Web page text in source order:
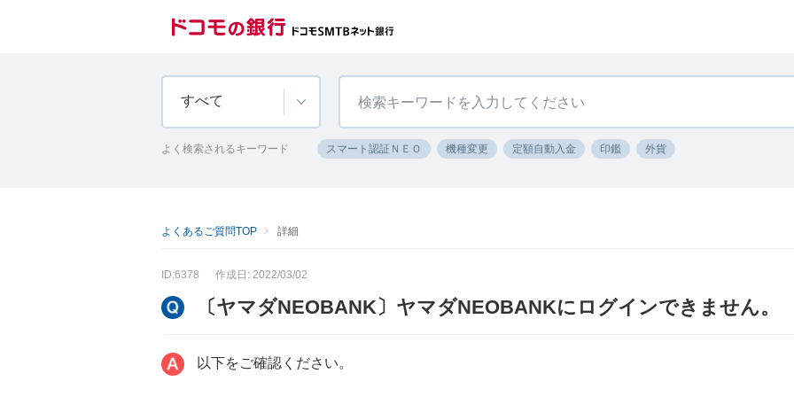
すべて
よく検索されるキーワード スマート認証ＮＥＯ 機種変更 定額自動入金 印鑑 外貨
よくあるご質問TOP 詳細
ID:6378 作成日: 2022/03/02
〔ヤマダNEOBANK〕ヤマダNEOBANKにログインできません。
以下をご確認ください。